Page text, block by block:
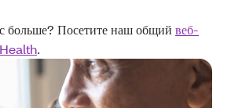
больше? Посетите наш общий веб-
.